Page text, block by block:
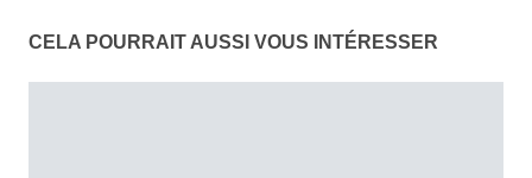
CELA POURRAIT AUSSI VOUS INTÉRESSER